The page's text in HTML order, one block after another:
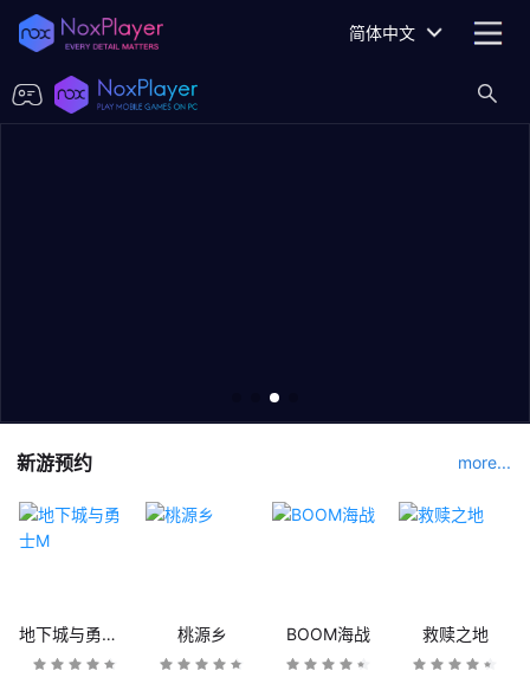
简体中文
新游预约 more...
地下城与勇士M 桃源乡 BOOM海战 救赎之地